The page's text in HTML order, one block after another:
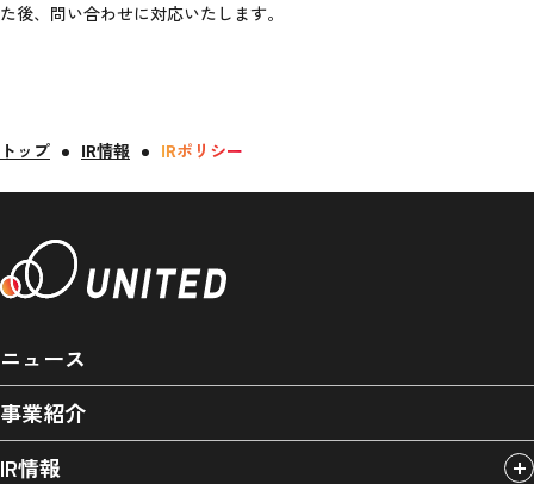
た後、問い合わせに対応いたします。
トップ IR情報 IRポリシー
ニュース
事業紹介
IR情報